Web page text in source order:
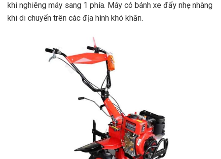
khi nghiêng máy sang 1 phía. Máy có bánh xe đẩy nhẹ nhàng
khi di chuyển trên các địa hình khó khăn.